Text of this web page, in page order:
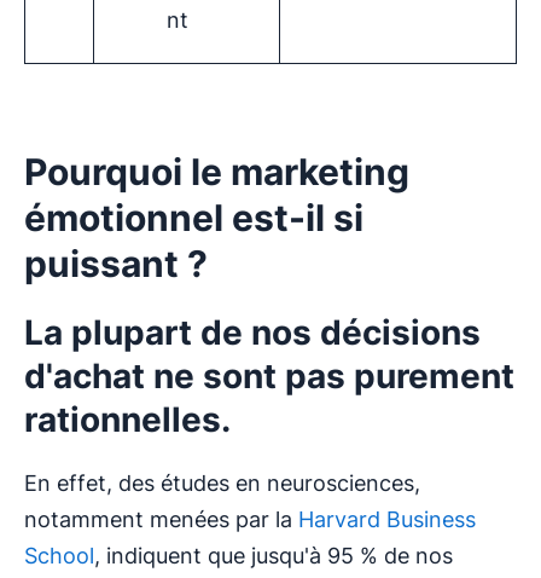
nt
Pourquoi le marketing
émotionnel est-il si
puissant ?
La plupart de nos décisions
d'achat ne sont pas purement
rationnelles.
En effet, des études en neurosciences,
notamment menées par la Harvard Business
School, indiquent que jusqu'à 95 % de nos